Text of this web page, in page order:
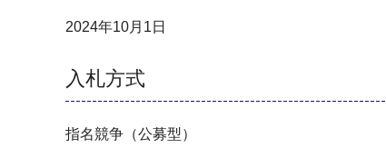
2024年10月1日
入札方式
指名競争（公募型）